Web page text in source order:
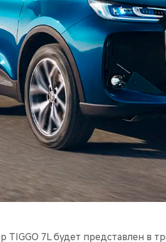
7L будет представлен в